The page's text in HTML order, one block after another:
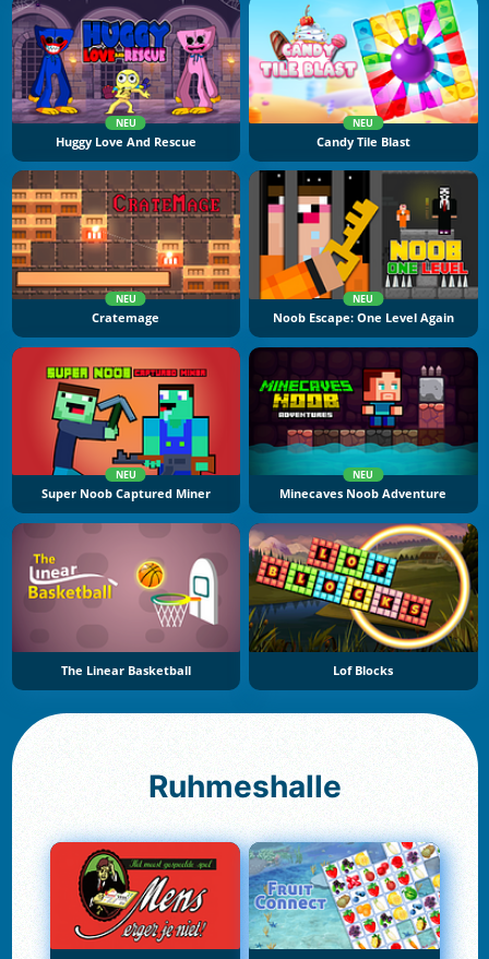
NEU
Huggy Love And Rescue
NEU
Candy Tile Blast
NEU
Cratemage
NEU
Noob Escape: One Level Again
NEU
Super Noob Captured Miner
NEU
Minecaves Noob Adventure
The Linear Basketball Lof Blocks
Ruhmeshalle